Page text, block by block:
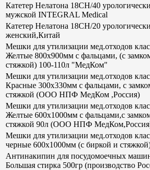
Катетер Нелатона 18CH/40
мужской INTEGRAL Medical
Катетер Нелатона 18CH/20
женский,Китай
Мешки для утилизации мед.отходов
Желтые 800х900мм с фальцами, (с
стяжкой) 100-110л "МедКом"
Мешки для утилизации мед.отходов
Красные 300х330мм с фальцами, с
стяжкой (ООО НПФ МедКом ,Россия)
Мешки для утилизации мед.отходов
Желтые 600х1000мм с фальцами,с
стяжкой 90л (ООО НПФ
Мешки для утилизации мед.отходов
черные 600х1000мм (с биркой и
Антинакипин для посудомоечных
Большая стирка 500гр (производство